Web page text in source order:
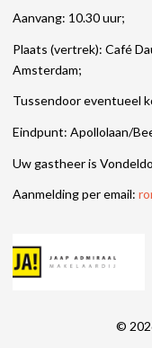
Aanvang: 10.30 uur;
Plaats (vertrek): Café
Amsterdam;
Tussendoor eventueel
Eindpunt: Apollolaan/
Uw gastheer is
Aanmelding per email:
©